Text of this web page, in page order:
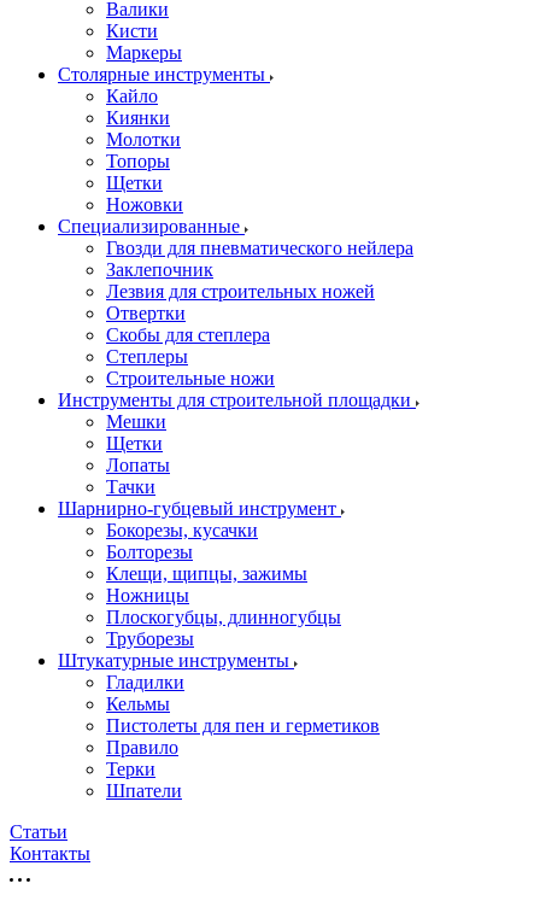
Валики
Кисти
Маркеры
Столярные инструменты
Кайло
Киянки
Молотки
Топоры
Щетки
Ножовки
Специализированные
Гвозди для пневматического нейлера
Заклепочник
Лезвия для строительных ножей
Отвертки
Скобы для степлера
Степлеры
Строительные ножи
Инструменты для строительной площадки
Мешки
Щетки
Лопаты
Тачки
Шарнирно-губцевый инструмент
Бокорезы, кусачки
Болторезы
Клещи, щипцы, зажимы
Ножницы
Плоскогубцы, длинногубцы
Труборезы
Штукатурные инструменты
Гладилки
Кельмы
Пистолеты для пен и герметиков
Правило
Терки
Шпатели
Статьи
Контакты